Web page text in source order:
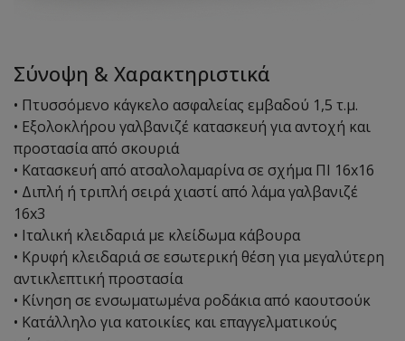
Σύνοψη & Χαρακτηριστικά
• Πτυσσόμενο κάγκελο ασφαλείας εμβαδού 1,5 τ.μ.
• Εξολοκλήρου γαλβανιζέ κατασκευή για αντοχή και
προστασία από σκουριά
• Κατασκευή από ατσαλολαμαρίνα σε σχήμα ΠΙ 16x16
• Διπλή ή τριπλή σειρά χιαστί από λάμα γαλβανιζέ
16x3
• Ιταλική κλειδαριά με κλείδωμα κάβουρα
• Κρυφή κλειδαριά σε εσωτερική θέση για μεγαλύτερη
αντικλεπτική προστασία
• Κίνηση σε ενσωματωμένα ροδάκια από καουτσούκ
• Κατάλληλο για κατοικίες και επαγγελματικούς